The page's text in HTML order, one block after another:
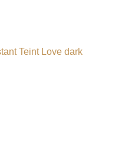
Teint Love dark